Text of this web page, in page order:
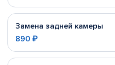
Замена задней камеры
890 ₽